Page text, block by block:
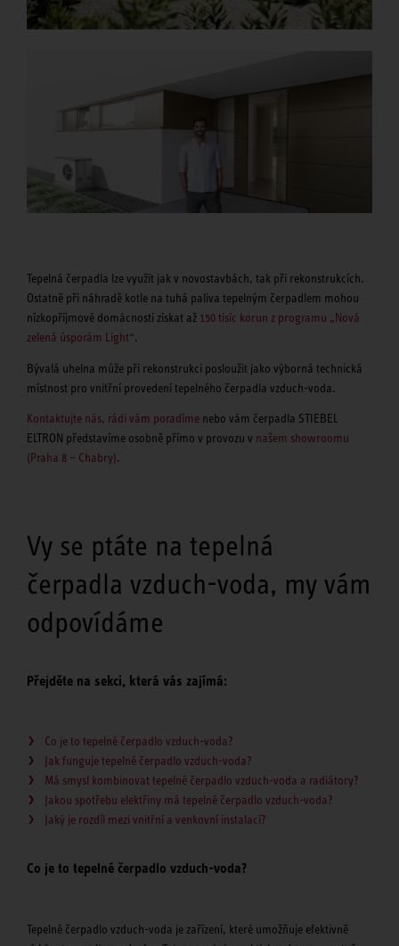
Tepelná čerpadla lze využít jak v novostavbách, tak při rekonstrukcích.
Ostatně při náhradě kotle na tuhá paliva tepelným čerpadlem mohou
nízkopříjmové domácnosti získat až 150 tisíc korun z programu „Nová
zelená úsporám Light“.
Bývalá uhelna může při rekonstrukci posloužit jako výborná technická
místnost pro vnitřní provedení tepelného čerpadla vzduch-voda.
Kontaktujte nás, rádi vám poradíme nebo vám čerpadla STIEBEL
ELTRON představíme osobně přímo v provozu v našem showroomu
(Praha 8 – Chabry).
Vy se ptáte na tepelná
čerpadla vzduch-voda, my vám
odpovídáme
Přejděte na sekci, která vás zajímá:
Co je to tepelné čerpadlo vzduch-voda?
Jak funguje tepelné čerpadlo vzduch-voda?
Má smysl kombinovat tepelné čerpadlo vzduch-voda a radiátory?
Jakou spotřebu elektřiny má tepelné čerpadlo vzduch-voda?
Jaký je rozdíl mezi vnitřní a venkovní instalací?
Co je to tepelné čerpadlo vzduch-voda?
Tepelné čerpadlo vzduch-voda je zařízení, které umožňuje efektivně